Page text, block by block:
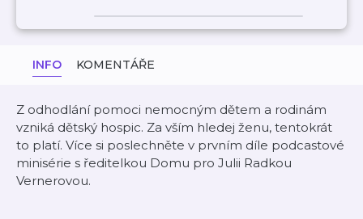
INFO KOMENTÁŘE
Z odhodlání pomoci nemocným dětem a rodinám
vzniká dětský hospic. Za vším hledej ženu, tentokrát
to platí. Více si poslechněte v prvním díle podcastové
minisérie s ředitelkou Domu pro Julii Radkou
Vernerovou.